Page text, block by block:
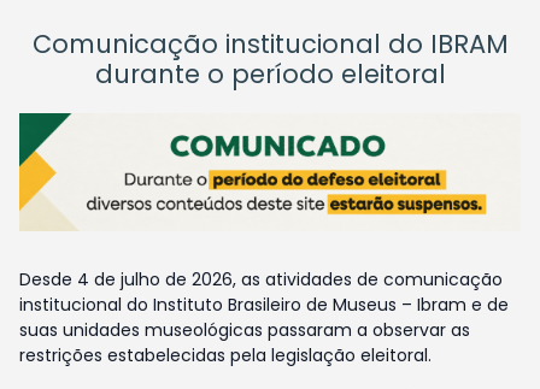
Comunicação institucional do IBRAM
durante o período eleitoral
Desde 4 de julho de 2026, as atividades de comunicação
institucional do Instituto Brasileiro de Museus – Ibram e de
suas unidades museológicas passaram a observar as
restrições estabelecidas pela legislação eleitoral.